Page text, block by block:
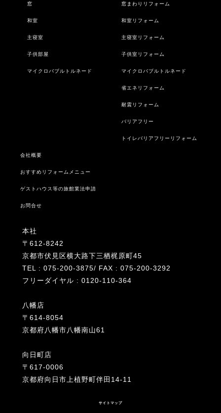
窓
和室
主寝室
子供部屋
マイクロバブルトルネード
窓まわりリフォーム
和室リフォーム
主寝室リフォーム
子供室リフォーム
マイクロバブルトルネード
省エネリフォーム
耐震リフォーム
バリアフリー
トイレバリアフリーリフォーム
会社概要
おすすめリフォームメニュー
ゲストハウス等の旅館業法申請
お問合せ
本社
〒612-8242
京都市伏見区横大路下三栖梶原町45
TEL : 075-200-3875/ FAX : 075-200-3292
フリーダイヤル : 0120-110-364
八幡店
〒614-8054
京都府八幡市八幡南山61
向日町店
〒617-0006
京都府向日市上植野町伴田14-11
サイトマップ